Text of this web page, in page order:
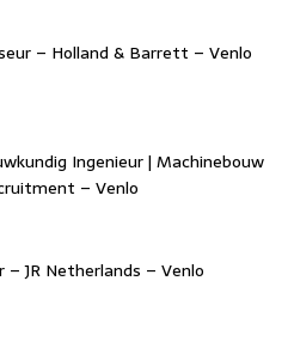
– Holland & Barrett – Venlo
Ingenieur | Machinebouw
– Venlo
– JR Netherlands – Venlo